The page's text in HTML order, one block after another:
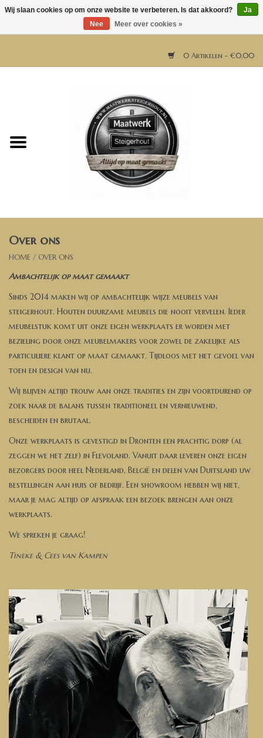
0 Artikelen - €0,00
Horeca meubels
Bartafels
Banken, stoelen &
Plantenbakken
Opbergkisten
Zuilen & Pilaren
Blog
Over ons
HOME / OVER ONS
Ambachtelijk op maat gemaakt
Sinds 2014 maken wij op ambachtelijk wijze meubels van
steigerhout. Houten duurzame meubels die nooit vervelen. Ieder
meubelstuk komt uit onze eigen werkplaats er worden met
bezieling door onze meubelmakers voor zowel de zakelijke als
particuliere klant op maat gemaakt. Tijdloos met het gevoel van
toen en design van nu.
Wij blijven altijd trouw aan onze tradities en zijn voortdurend op
zoek naar de balans tussen traditioneel en vernieuwend,
bescheiden en brutaal.
Onze werkplaats is gevestigd in Dronten een prachtig dorp (al
zeggen we het zelf) in Flevoland. Vanuit daar leveren onze eigen
bezorgers door heel Nederland, België en delen van Duitsland uw
bestellingen aan huis of bedrijf. Een showroom hebben wij niet,
maar je mag altijd op afspraak een bezoek brengen aan onze
werkplaats.
We spreken je graag!
Tineke & Cees van Kampen
Wij slaan cookies op om onze website te verbeteren. Is dat akkoord?
Ja
Nee
Meer over cookies »